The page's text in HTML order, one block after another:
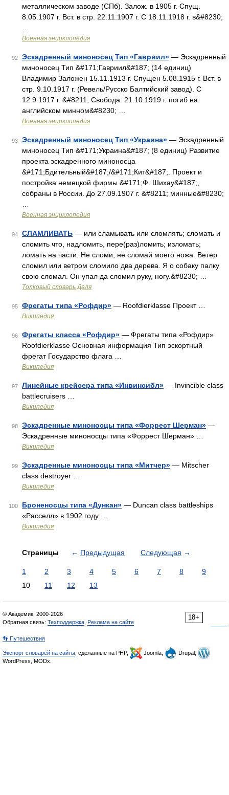
металлическом заводе (СПб). Залож. в 1905 г. Спущ.
8.05.1907 г. Вст. в стр. 22.11.1907 г. С 18.11.1918 г. в&#8230;
Военная энциклопедия
92 Эскадренный миноносец Тип «Гавриил» — Эскадренный
миноносец Тип &#171;Гавриил&#187; (14 единиц)
Владимир Заложен 15.11.1913 г. Спущен 5.08.1915 г. Вст. в
стр. 9.10.1917 г. (Ревель/Русско Балтийский завод). С
12.9.1917 г. &#8211; Свобода. 21.10.1919 г. погиб на
английском минном&#8230; …
Военная энциклопедия
93 Эскадренный миноносец Тип «Украина» — Эскадренный
миноносец Тип &#171;Украина&#187; (8 единиц) Развитие
проекта эскадренного миноносца
&#171;Бдительный&#187;/&#171;Кит&#187;. Проект и
постройка немецкой фирмы &#171;Ф. Шихау&#187;,
собраны в России. До 27.09.1907 г. &#8211; минные&#8230;
Военная энциклопедия
94 СЛАМЛИВАТЬ — или сламывать или сломлять; сломать и
сломить что, надломить, пере(раз)ломить; изломать;
ломать на части. Не сломи, не сломай моего ножа. Ветер
сломил или ветром сломило два дерева. Я о собаку палку
свою сломал. Он упал да сломил руку, ногу.&#8230; …
Толковый словарь Даля
95 Фрегаты типа «Рофдир» — Roofdierklasse Проект …
Википедия
96 Фрегаты класса «Рофдир» — Фрегаты типа «Рофдир»
Roofdierklasse Основная информация Тип эскортный
фрегат Государство флага …
Википедия
97 Линейные крейсера типа «Инвинсибл» — Invincible class
battlecruisers …
Википедия
98 Эскадренные миноносцы типа «Форрест Шерман» —
Эскадренные миноносцы типа «Форрест Шерман» …
Википедия
99 Эскадренные миноносцы типа «Митчер» — Mitscher
class destroyer …
Википедия
100 Броненосцы типа «Дункан» — Duncan class battleships
«Расселл» в 1902 году …
Википедия
Страницы ← Предыдущая Следующая →
1 2 3 4 5 6 7 8
9
10
11 12 13
18+
© Академик, 2000-2026
Обратная связь: Техподдержка Реклама на сайте
👣 Путешествия
Экспорт словарей на сайты , сделанные на PHP, Joomla,
Drupal,
WordPress, MODx.